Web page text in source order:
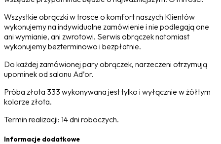
Wszystkie obrączki w trosce o komfort naszych Klientów
wykonujemy na indywidualne zamówienie i nie podlegają one
ani wymianie, ani zwrotowi. Serwis obrączek natomiast
wykonujemy bezterminowo i bezpłatnie.
Do każdej zamówionej pary obrączek, narzeczeni otrzymują
upominek od salonu Ad’or.
Próba złota 333 wykonywana jest tylko i wyłącznie w żółtym
kolorze złota.
Termin realizacji: 14 dni roboczych.
Informacje dodatkowe